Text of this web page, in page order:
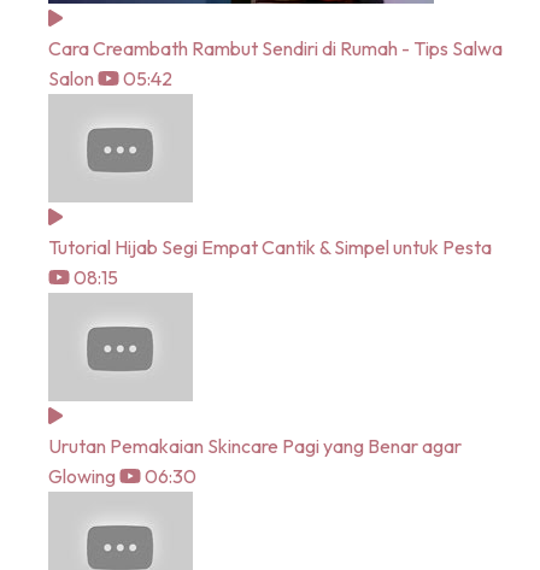
Cara Creambath Rambut Sendiri di Rumah - Tips Salwa
Salon
05:42
Tutorial Hijab Segi Empat Cantik & Simpel untuk Pesta
08:15
Urutan Pemakaian Skincare Pagi yang Benar agar
Glowing
06:30